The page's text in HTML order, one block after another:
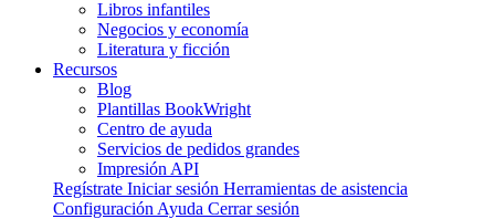
Libros infantiles
Negocios y economía
Literatura y ficción
Recursos
Blog
Plantillas BookWright
Centro de ayuda
Servicios de pedidos grandes
Impresión API
Regístrate Iniciar sesión Herramientas de asistencia
Configuración Ayuda Cerrar sesión